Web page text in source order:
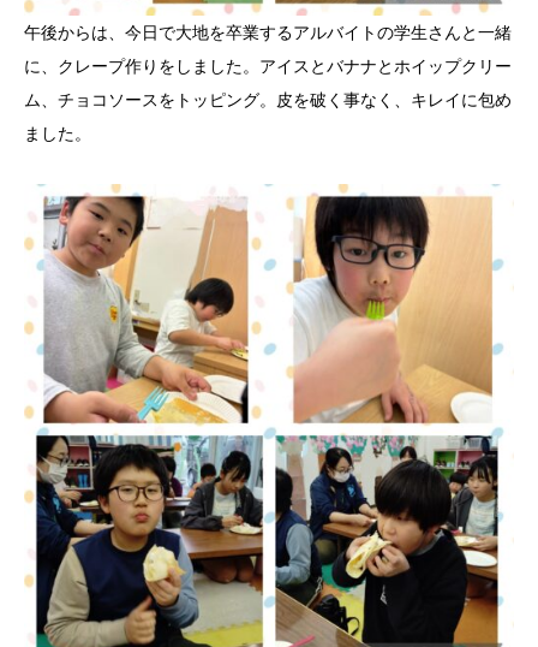
午後からは、今日で大地を卒業するアルバイトの学生さんと一緒
に、クレープ作りをしました。アイスとバナナとホイップクリー
ム、チョコソースをトッピング。皮を破く事なく、キレイに包め
ました。